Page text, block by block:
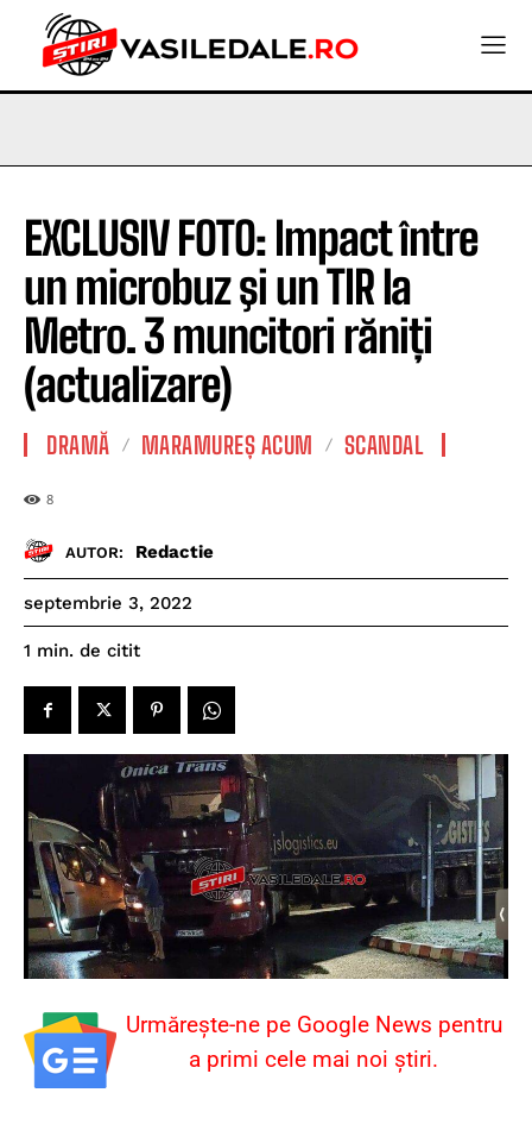
EXCLUSIV FOTO: Impact între
un microbuz şi un TIR la
Metro. 3 muncitori răniți
(actualizare)
DRAMĂ MARAMUREȘ ACUM SCANDAL
8
AUTOR: Redactie
septembrie 3, 2022
1 min. de citit
Urmărește-ne pe Google News pentru
a primi cele mai noi știri.